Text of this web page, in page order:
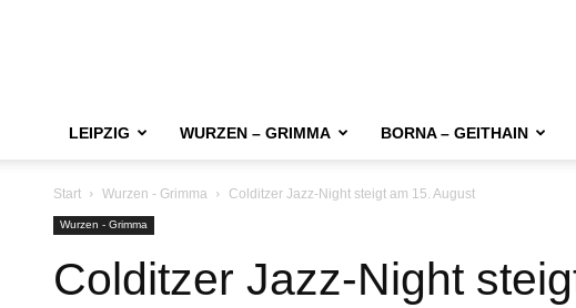
LEIPZIG WURZEN – GRIMMA BORNA – GEITHAIN
Start Wurzen - Grimma Colditzer Jazz-Night steigt am 15. August
Wurzen - Grimma
Colditzer Jazz-Night